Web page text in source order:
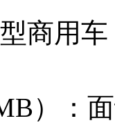
商用车
）：